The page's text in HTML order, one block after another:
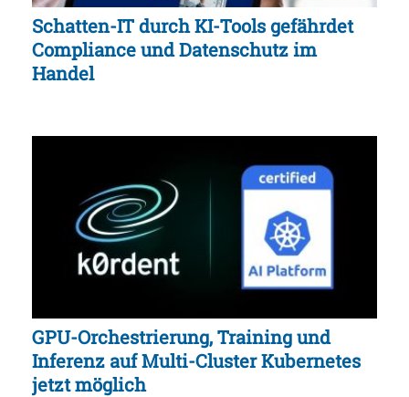
Schatten-IT durch KI-Tools gefährdet
Compliance und Datenschutz im
Handel
GPU-Orchestrierung, Training und
Inferenz auf Multi-Cluster Kubernetes
jetzt möglich